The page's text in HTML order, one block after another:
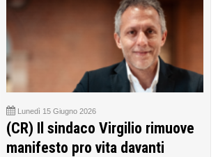
Lunedì 15 Giugno 2026
(CR) Il sindaco Virgilio rimuove
manifesto pro vita davanti